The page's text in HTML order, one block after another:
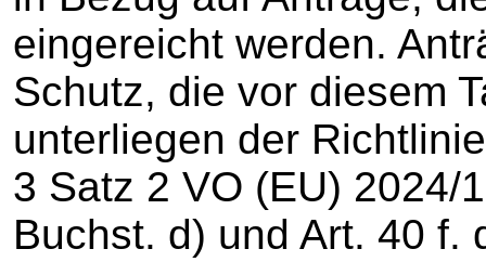
eingereicht werden.
Schutz, die vor diesem
unterliegen der
3 Satz 2 VO (EU) 2024/
Buchst. d) und Art. 40 f.